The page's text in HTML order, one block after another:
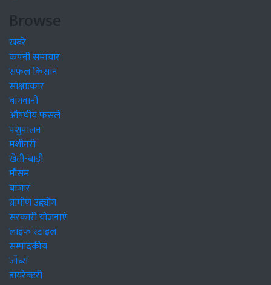
Browse
खबरें
कंपनी समाचार
सफल किसान
साक्षात्कार
बागवानी
औषधीय फसलें
पशुपालन
मशीनरी
खेती-बाड़ी
मौसम
बाजार
ग्रामीण उद्द्योग
सरकारी योजनाएं
लाइफ स्टाइल
सम्पादकीय
जॉब्स
डायरेक्टरी